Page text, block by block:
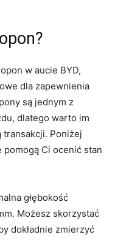
w aucie BYD,
dla zapewnienia
są jednym z
⁢dlatego warto⁤ im
Poniżej
⁢Ci ocenić stan
głębokość
Możesz skorzystać
dokładnie⁣ zmierzyć